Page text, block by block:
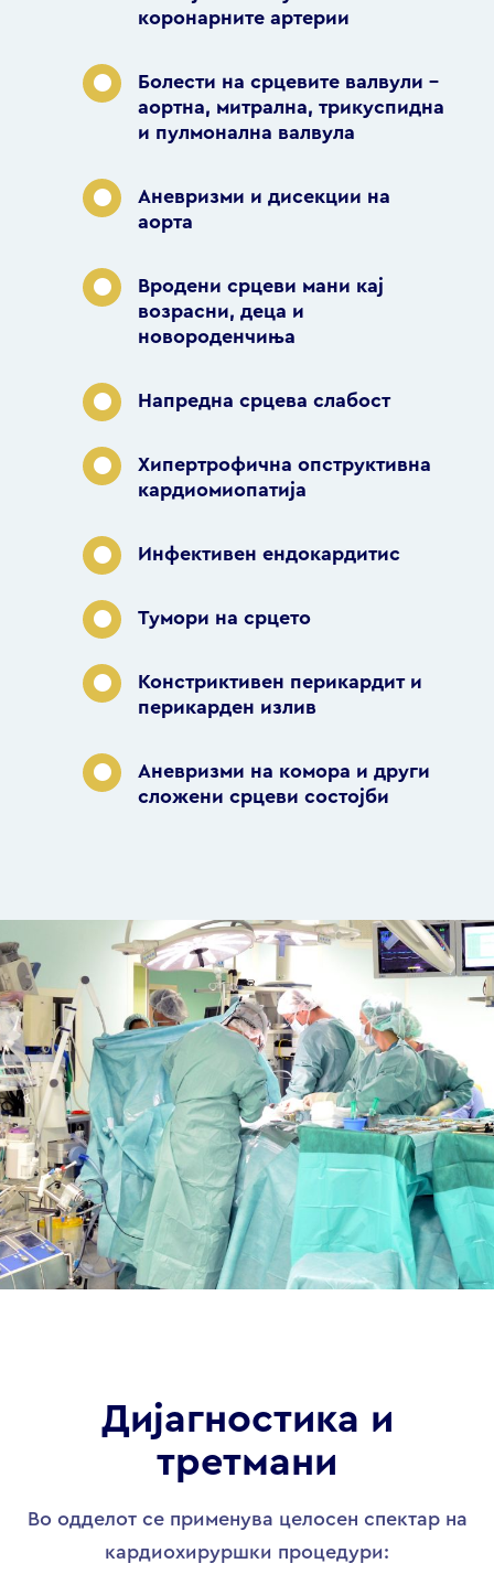
коронарните артерии
Болести на срцевите валвули –
аортна, митрална, трикуспидна
и пулмонална валвула
Аневризми и дисекции на
аорта
Вродени срцеви мани кај
возрасни, деца и
новороденчиња
Напредна срцева слабост
Хипертрофична опструктивна
кардиомиопатија
Инфективен ендокардитис
Тумори на срцето
Констриктивен перикардит и
перикарден излив
Аневризми на комора и други
сложени срцеви состојби
Дијагностика и
третмани
Во одделот се применува целосен спектар на
кардиохируршки процедури: